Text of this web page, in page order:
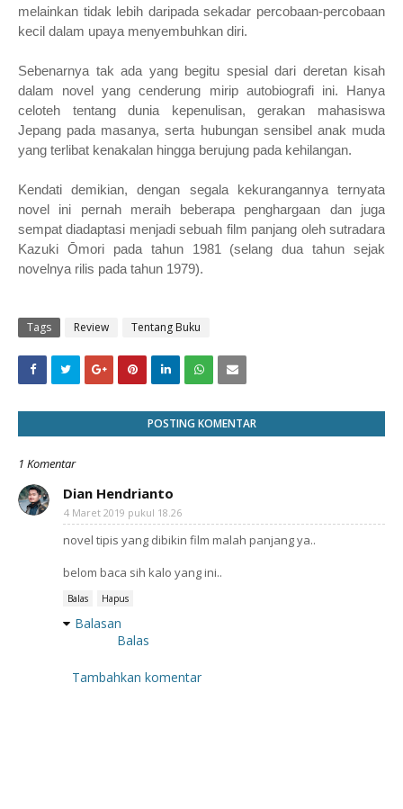
melainkan tidak lebih daripada sekadar percobaan-percobaan
kecil dalam upaya menyembuhkan diri.⁣
Sebenarnya tak ada yang begitu spesial dari deretan kisah
dalam novel yang cenderung mirip autobiografi ini. Hanya
celoteh tentang dunia kepenulisan, gerakan mahasiswa
Jepang pada masanya, serta hubungan sensibel anak muda
yang terlibat kenakalan hingga berujung pada kehilangan.⁣
Kendati demikian, dengan segala kekurangannya ternyata
novel ini pernah meraih beberapa penghargaan dan juga
sempat diadaptasi menjadi sebuah film panjang oleh sutradara
Kazuki Ōmori pada tahun 1981 (selang dua tahun sejak
novelnya rilis pada tahun 1979).⁣
Tags Review Tentang Buku
POSTING KOMENTAR
1 Komentar
Dian Hendrianto
4 Maret 2019 pukul 18.26
novel tipis yang dibikin film malah panjang ya..
belom baca sih kalo yang ini..
Balas Hapus
Balasan
Balas
Tambahkan komentar